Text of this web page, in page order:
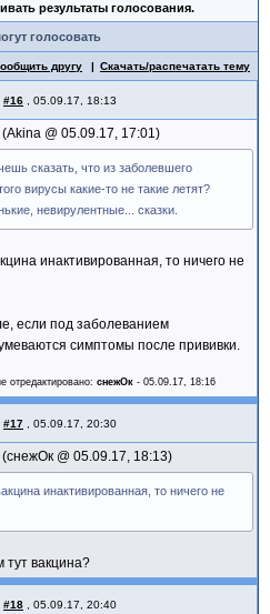
результаты голосования.
голосовать
другу Скачать/распечатать тему
#16 05.09.17, 18:13
Akina @ 05.09.17, 17:01
сказать, что из заболевшего
вирусы какие-то не такие летят?
невирулентные... сказки.
инактивированная, то ничего не
если под заболеванием
симптомы после прививки.
отредактировано: снежОк - 05.09.17, 18:16
#17 05.09.17, 20:30
снежОк @ 05.09.17, 18:13
инактивированная, то ничего не
тут вакцина?
#18 05.09.17, 20:40